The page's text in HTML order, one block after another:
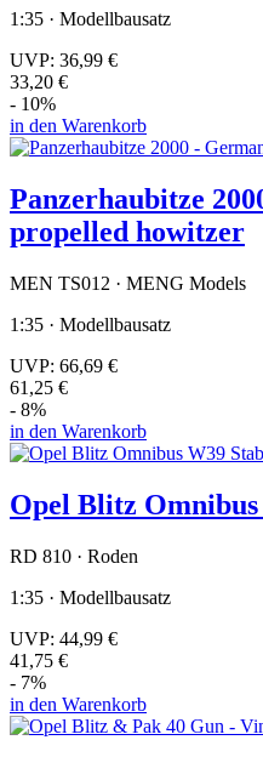
1:35 · Modellbausatz
UVP: 36,99 €
33,20 €
- 10%
in den Warenkorb
Panzerhaubitze
propelled howitzer
MEN TS012 · MENG Models
1:35 · Modellbausatz
UVP: 66,69 €
61,25 €
- 8%
in den Warenkorb
Opel Blitz Omnibus
RD 810 · Roden
1:35 · Modellbausatz
UVP: 44,99 €
41,75 €
- 7%
in den Warenkorb